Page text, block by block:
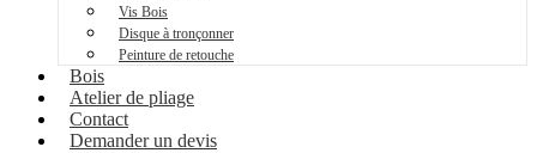
Vis Bois
Disque à tronçonner
Peinture de retouche
Bois
Atelier de pliage
Contact
Demander un devis